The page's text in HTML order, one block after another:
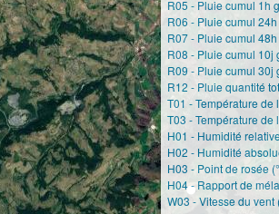
R05 - Pluie cumul 1h
R06 - Pluie cumul
R07 - Pluie cumul
R08 - Pluie cumul 10j
R09 - Pluie cumul 30j
R12 - Pluie quantité
T01 - Température de
T03 - Température de
H01 - Humidité
H02 - Humidité
H03 - Point de rosée
H04 - Rapport de
W03 - Vitesse du vent